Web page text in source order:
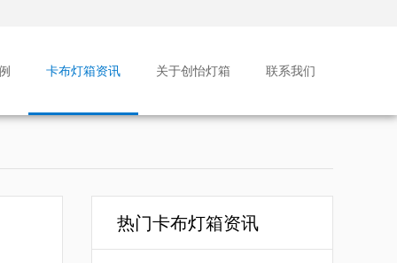
卡布灯箱资讯 关于创怡灯箱 联系我们
热门卡布灯箱资讯